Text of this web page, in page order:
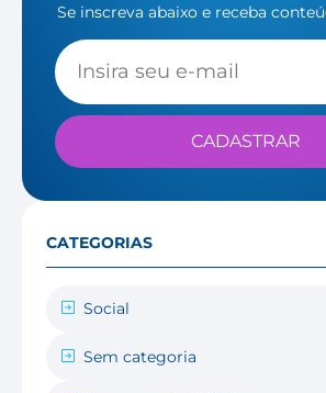
Se inscreva abaixo e receba
CADASTRAR
CATEGORIAS
Social
Sem categoria